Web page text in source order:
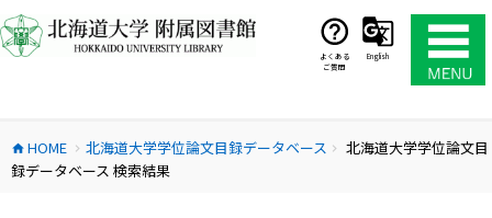
ン
テ
ス
キ
よくある
ご質問
English
home HOME chevron_right 北海道大学学位論文目録データベース chevron_right
北海道大学学位論文目
録データベース 検索結果